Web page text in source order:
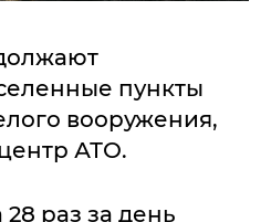
пункты
вооружения,
АТО.
раз за день